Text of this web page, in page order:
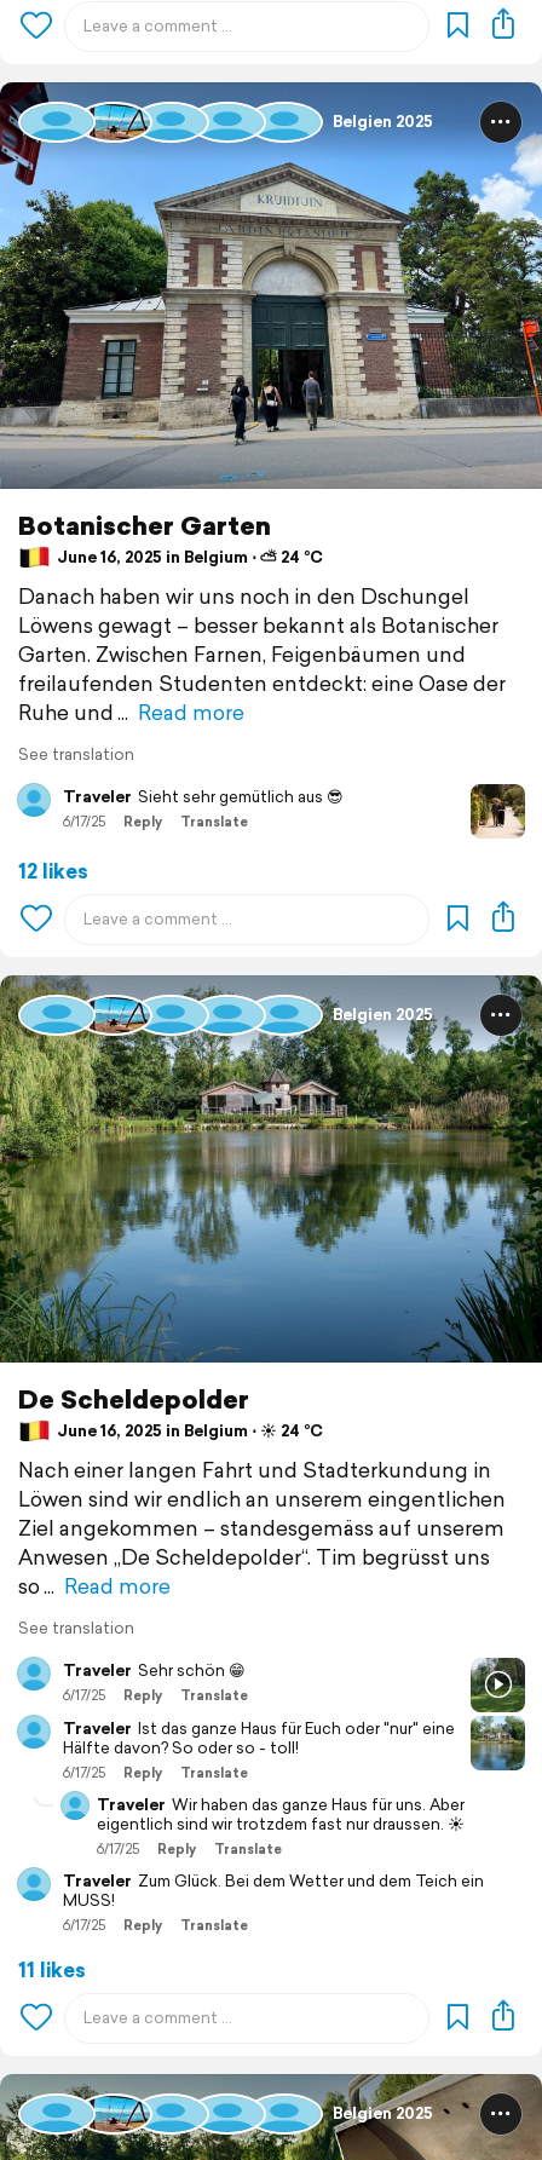
Belgien 2025
Botanischer Garten
June 16, 2025 in Belgium ⋅ ⛅ 24 °C
Danach haben wir uns noch in den Dschungel
Löwens gewagt – besser bekannt als Botanischer
Garten. Zwischen Farnen, Feigenbäumen und
freilaufenden Studenten entdeckt: eine Oase der
Ruhe und
Read more
See translation
Traveler Sieht sehr gemütlich aus 😎
6/17/25 Reply Translate
12 likes
Belgien 2025
De Scheldepolder
June 16, 2025 in Belgium ⋅ ☀️ 24 °C
Nach einer langen Fahrt und Stadterkundung in
Löwen sind wir endlich an unserem eingentlichen
Ziel angekommen – standesgemäss auf unserem
Anwesen „De Scheldepolder“. Tim begrüsst uns
so
Read more
See translation
Traveler Sehr schön 😁
6/17/25 Reply Translate
Traveler Ist das ganze Haus für Euch oder "nur" eine
Hälfte davon? So oder so - toll!
6/17/25 Reply Translate
Traveler Wir haben das ganze Haus für uns. Aber
eigentlich sind wir trotzdem fast nur draussen. ☀️
6/17/25 Reply Translate
Traveler Zum Glück. Bei dem Wetter und dem Teich ein
MUSS!
6/17/25 Reply Translate
11 likes
Belgien 2025